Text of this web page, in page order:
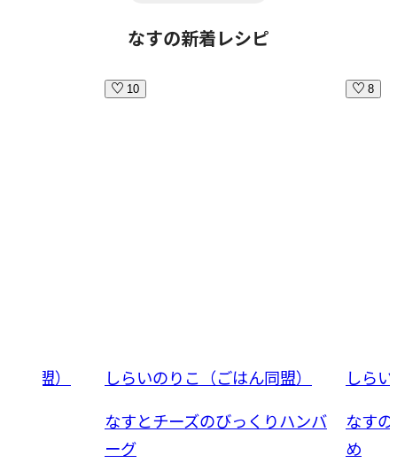
なすの新着レシピ
同盟）
10
しらいのりこ（ごはん同盟）
なすとチーズのびっくりハンバ
ーグ
8
しら
なす
め